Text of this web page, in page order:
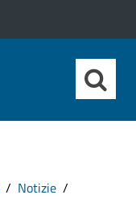
Notizie